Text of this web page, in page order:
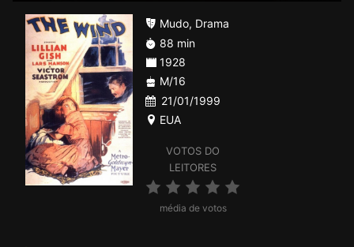
VOTOS DO
LEITORES
média de votos
Mudo, Drama
88 min
1928
M/16
21/01/1999
EUA